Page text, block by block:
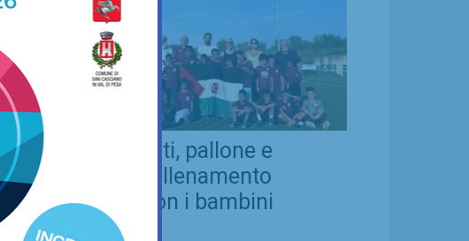
Real Chianti, pallone e
bellezza: allenamento
insieme con i bambini
Saharawi